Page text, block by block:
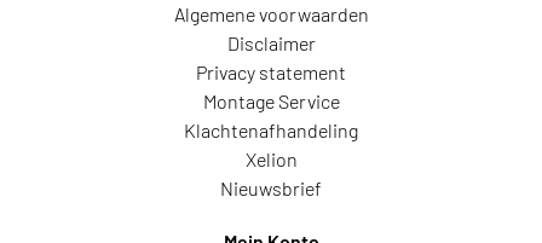
Algemene voorwaarden
Disclaimer
Privacy statement
Montage Service
Klachtenafhandeling
Xelion
Nieuwsbrief